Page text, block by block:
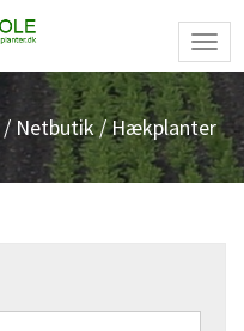
/ Netbutik/ Hækplanter